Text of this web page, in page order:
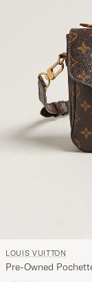
LOUIS VUITTON
Pre-Owned